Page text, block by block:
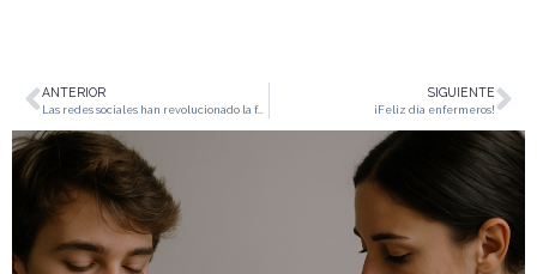
ANTERIOR
Las redes sociales han revolucionado la forma en que nos conectamos, pero ¿a qué costo?
SIGUIENTE
¡Feliz día enfermeros!